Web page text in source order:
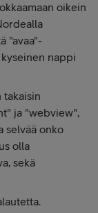
oikein
"avaa"-
nappi
takaisin
ja "webview",
selvää onko
olla
sekä